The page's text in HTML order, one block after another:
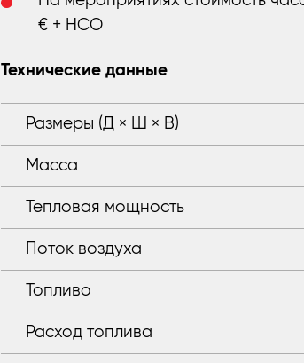
€ + НСО
Технические данные
Размеры (Д × Ш × В)
Масса
Тепловая мощность
Поток воздуха
Топливо
Расход топлива